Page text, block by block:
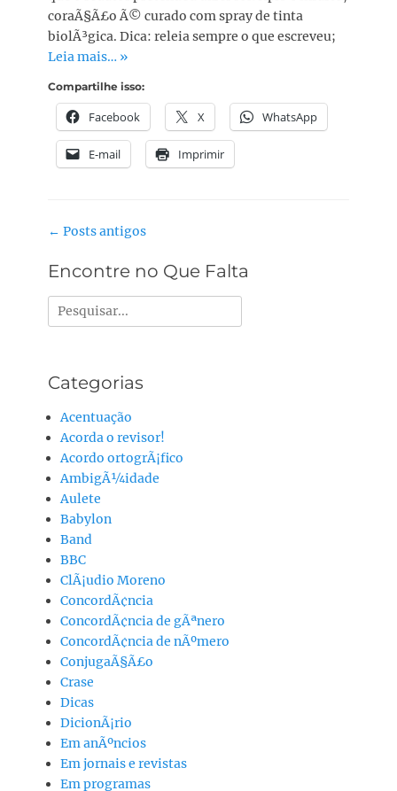
coraÃ§Ã£o Ã© curado com spray de tinta
biolÃ³gica. Dica: releia sempre o que escreveu;
Leia mais… »
Compartilhe isso:
Facebook X WhatsApp
E-mail Imprimir
Navegação
post
← Posts antigos
Encontre no Que Falta
Pesquisar
por:
Categorias
Acentuação
Acorda o revisor!
Acordo ortogrÃ¡fico
AmbigÃ¼idade
Aulete
Babylon
Band
BBC
ClÃ¡udio Moreno
ConcordÃ¢ncia
ConcordÃ¢ncia de gÃªnero
ConcordÃ¢ncia de nÃºmero
ConjugaÃ§Ã£o
Crase
Dicas
DicionÃ¡rio
Em anÃºncios
Em jornais e revistas
Em programas